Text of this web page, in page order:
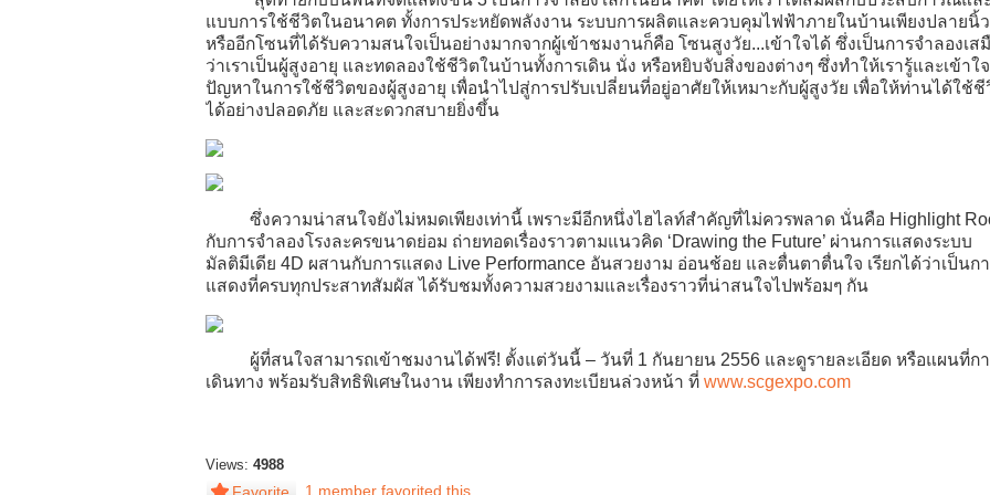
แบบการใช้ชีวิตในอนาคต ทั้งการประหยัดพลังงาน ระบบการผลิตและควบคุมไฟฟ้าภายในบ้านเพียงปลายนิ้ว
หรืออีกโซนที่ได้รับความสนใจเป็นอย่างมากจากผู้เข้าชมงานก็คือ โซนสูงวัย...เข้าใจได้ ซึ่งเป็นการจำลองเส
ว่าเราเป็นผู้สูงอายุ และทดลองใช้ชีวิตในบ้านทั้งการเดิน นั่ง หรือหยิบจับสิ่งของต่างๆ ซึ่งทำให้เรารู้และเข้าใจ
ปัญหาในการใช้ชีวิตของผู้สูงอายุ เพื่อนำไปสู่การปรับเปลี่ยนที่อยู่อาศัยให้เหมาะกับผู้สูงวัย เพื่อให้ท่านได้ใช้ชี
ได้อย่างปลอดภัย และสะดวกสบายยิ่งขึ้น
ซึ่งความน่าสนใจยังไม่หมดเพียงเท่านี้ เพราะมีอีกหนึ่งไฮไลท์สำคัญที่ไม่ควรพลาด นั่นคือ Highlight
กับการจำลองโรงละครขนาดย่อม ถ่ายทอดเรื่องราวตามแนวคิด ‘Drawing the Future’ ผ่านการแสดงระบบ
มัลติมีเดีย 4D ผสานกับการแสดง Live Performance อันสวยงาม อ่อนช้อย และตื่นตาตื่นใจ เรียกได้ว่าเป็นก
แสดงที่ครบทุกประสาทสัมผัส ได้รับชมทั้งความสวยงามและเรื่องราวที่น่าสนใจไปพร้อมๆ กัน
ผู้ที่สนใจสามารถเข้าชมงานได้ฟรี! ตั้งแต่วันนี้ – วันที่ 1 กันยายน 2556 และดูรายละเอียด หรือแผนที่ก
เดินทาง พร้อมรับสิทธิพิเศษในงาน เพียงทำการลงทะเบียนล่วงหน้า ที่ www.scgexpo.com
Views: 4988
Favorite 1 member favorited this